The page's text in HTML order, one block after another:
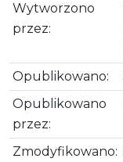
Wytworzono
przez:
Opublikowano:
Opublikowano
przez:
Zmodyfikowano: